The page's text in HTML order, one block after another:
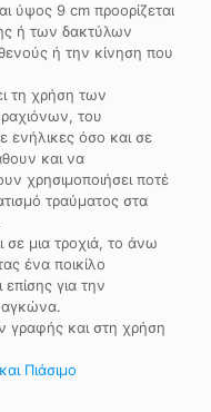
ύψος 9 cm προορίζεται
ή των δακτύλων
ή την κίνηση που
τη χρήση των
του
ενήλικες όσο και σε
και να
χρησιμοποιήσει ποτέ
τραύματος στα
σε μια τροχιά, το άνω
ένα ποικίλο
για την
γραφής και στη χρήση
Πιάσιμο